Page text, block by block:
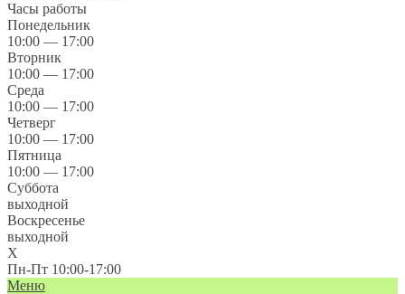
Часы работы
Понедельник
10:00 — 17:00
Вторник
10:00 — 17:00
Среда
10:00 — 17:00
Четверг
10:00 — 17:00
Пятница
10:00 — 17:00
Суббота
выходной
Воскресенье
выходной
X
Пн-Пт 10:00-17:00
Меню